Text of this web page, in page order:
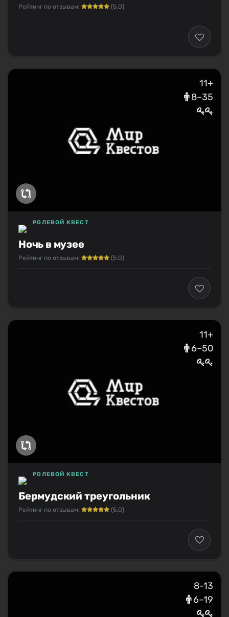
Рейтинг по отзывам: (5.0)
11+
8–35
Ночь в музее
РОЛЕВОЙ КВЕСТ
Рейтинг по отзывам: (5.0)
11+
6–50
Бермудский треугольник
РОЛЕВОЙ КВЕСТ
Рейтинг по отзывам: (5.0)
8-13
6–19